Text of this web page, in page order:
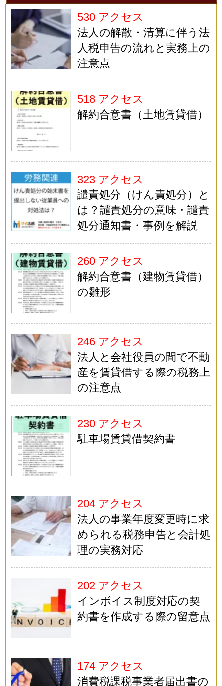
530 アクセス
法人の解散・清算に伴う法
人税申告の流れと実務上の
注意点
518 アクセス
解約合意書（土地賃貸借）
323 アクセス
譴責処分（けん責処分）と
は？譴責処分の意味・譴責
処分通知書・事例を解説
260 アクセス
解約合意書（建物賃貸借）
の雛形
246 アクセス
法人と会社役員の間で不動
産を賃貸借する際の税務上
の注意点
230 アクセス
駐車場賃貸借契約書
204 アクセス
法人の事業年度変更時に求
められる税務申告と会計処
理の実務対応
202 アクセス
インボイス制度対応の契
約書を作成する際の留意点
174 アクセス
消費税課税事業者届出書の